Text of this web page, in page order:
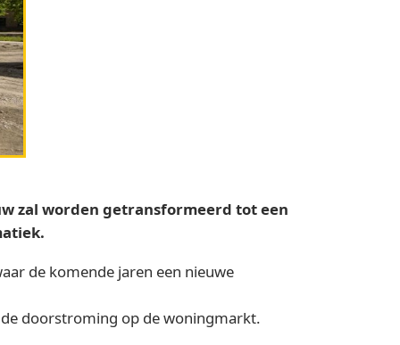
zal worden getransformeerd tot een
de komende jaren een nieuwe
doorstroming op de woningmarkt.